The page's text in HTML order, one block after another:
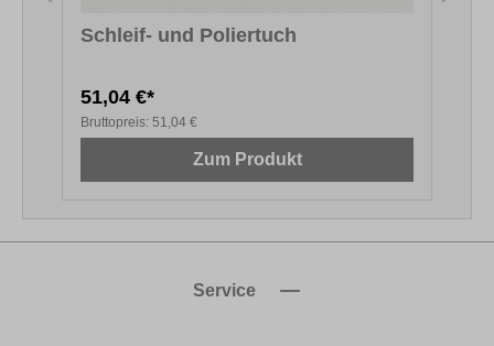
Schleif- und Poliertuch
51,04 €*
Bruttopreis: 51,04 €
Zum Produkt
Service